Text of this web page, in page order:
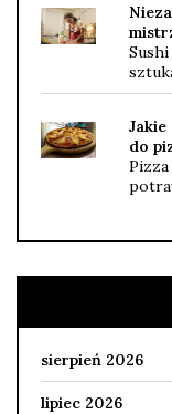
Jakie
do
sierpień 2026
lipiec 2026